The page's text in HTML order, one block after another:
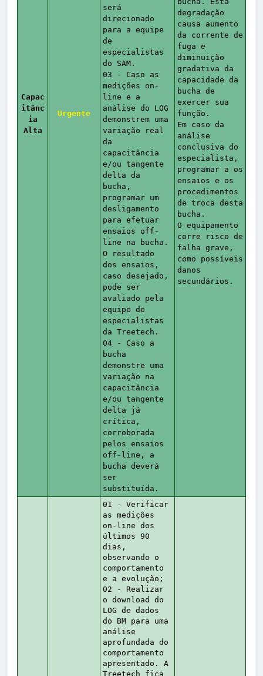
Capac
itânc
ia
Alta
Urgente
será
direcionado
para a equipe
de
especialistas
do SAM.
03 - Caso as
medições on-
line e a
análise do LOG
demonstrem uma
variação real
da
capacitância
e/ou tangente
delta da
bucha,
programar um
desligamento
para efetuar
ensaios off-
line na bucha.
O resultado
dos ensaios,
caso desejado,
pode ser
avaliado pela
equipe de
especialistas
da Treetech.
04 - Caso a
bucha
demonstre uma
variação na
capacitância
e/ou tangente
delta já
crítica,
corroborada
pelos ensaios
off-line, a
bucha deverá
ser
substituída.
degradação
causa aumento
da corrente de
fuga e
diminuição
gradativa da
capacidade da
bucha de
exercer sua
função.
Em caso da
análise
conclusiva do
especialista,
programar a os
ensaios e os
procedimentos
de troca desta
bucha.
O equipamento
corre risco de
falha grave,
como possíveis
danos
secundários.
01 - Verificar
as medições
on-line dos
últimos 90
dias,
observando o
comportamento
e a evolução;
02 - Realizar
o download do
LOG de dados
do BM para uma
análise
aprofundada do
comportamento
apresentado. A
Treetech fica